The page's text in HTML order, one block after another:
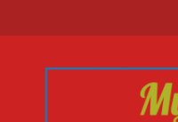
至